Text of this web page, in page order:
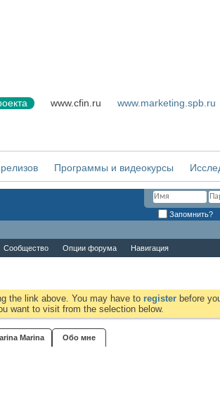
www.cfin.ru www.marketing.spb.ru
Программы и видеокурсы
Запомнить?
Сообщество Опции форума Навигация
the link above. You may have to register before
want to visit from the selection below.
Marina Обо мне